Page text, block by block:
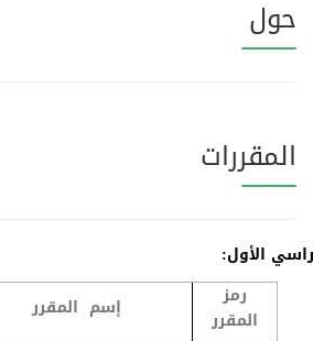
حول
المقررات
الدراسي
رمز
المقرر
إسم المقرر